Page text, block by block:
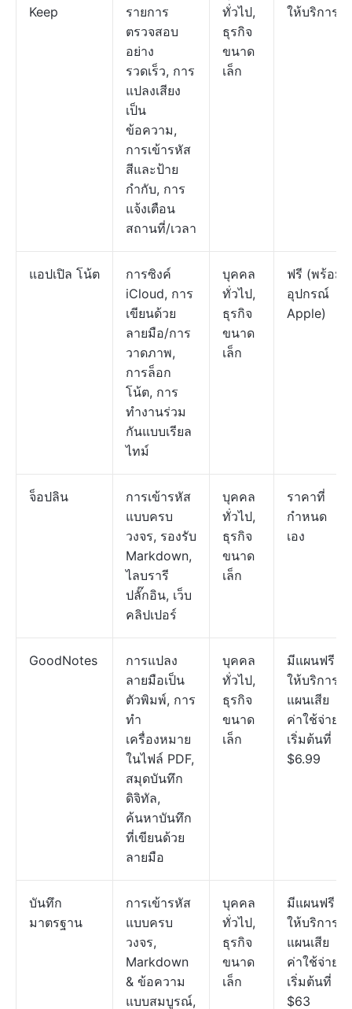
Keep
รายการ
ตรวจสอบ
อย่าง
รวดเร็ว, การ
แปลงเสียง
เป็น
ข้อความ,
การเข้ารหัส
สีและป้าย
กำกับ, การ
แจ้งเตือน
สถานที่/เวลา
ทั่วไป,
ธุรกิจ
ขนาด
เล็ก
ให้บริการ
แอปเปิล โน้ต
การซิงค์
iCloud, การ
เขียนด้วย
ลายมือ/การ
วาดภาพ,
การล็อก
โน้ต, การ
ทำงานร่วม
กันแบบเรียล
ไทม์
บุคคล
ทั่วไป,
ธุรกิจ
ขนาด
เล็ก
ฟรี (พร้อม
อุปกรณ์
Apple)
จ็อปลิน
การเข้ารหัส
แบบครบ
วงจร, รองรับ
Markdown,
ไลบรารี
ปลั๊กอิน, เว็บ
คลิปเปอร์
บุคคล
ทั่วไป,
ธุรกิจ
ขนาด
เล็ก
ราคาที่
กำหนด
เอง
GoodNotes
การแปลง
ลายมือเป็น
ตัวพิมพ์, การ
ทำ
เครื่องหมาย
ในไฟล์ PDF,
สมุดบันทึก
ดิจิทัล,
ค้นหาบันทึก
ที่เขียนด้วย
ลายมือ
บุคคล
ทั่วไป,
ธุรกิจ
ขนาด
เล็ก
มีแผนฟรี
ให้บริการ;
แผนเสีย
ค่าใช้จ่าย
เริ่มต้นที่
$6.99
บันทึก
มาตรฐาน
การเข้ารหัส
แบบครบ
วงจร,
Markdown
& ข้อความ
แบบสมบูรณ์,
บุคคล
ทั่วไป,
ธุรกิจ
ขนาด
เล็ก
มีแผนฟรี
ให้บริการ;
แผนเสีย
ค่าใช้จ่าย
เริ่มต้นที่
$63